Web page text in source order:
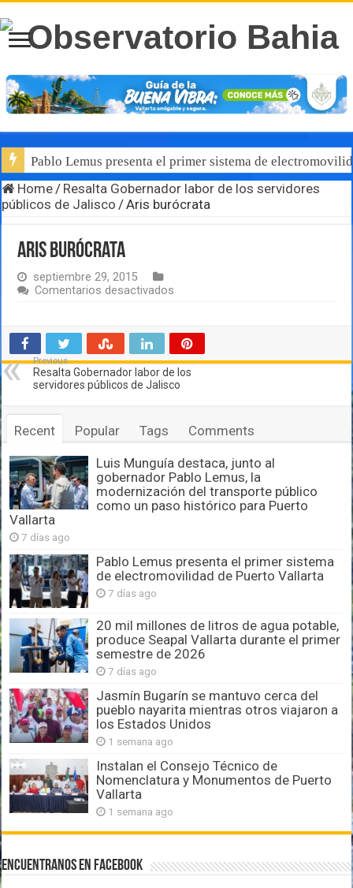
Pablo Lemus presenta el primer sistema de
Home/ Resalta Gobernador labor de los servidores
públicos de Jalisco /Aris burócrata
Aris burócrata
septiembre 29, 2015
Comentarios desactivados
Previous
Resalta Gobernador labor de los
servidores públicos de Jalisco
Recent Popular Tags Comments
Luis Munguía destaca, junto al
gobernador Pablo Lemus, la
modernización del transporte público
como un paso histórico para Puerto
Vallarta
7 días ago
Pablo Lemus presenta el primer sistema
de electromovilidad de Puerto Vallarta
7 días ago
20 mil millones de litros de agua potable,
produce Seapal Vallarta durante el primer
semestre de 2026
7 días ago
Jasmín Bugarín se mantuvo cerca del
pueblo nayarita mientras otros viajaron a
los Estados Unidos
1 semana ago
Instalan el Consejo Técnico de
Nomenclatura y Monumentos de Puerto
Vallarta
1 semana ago
Encuentranos en Facebook